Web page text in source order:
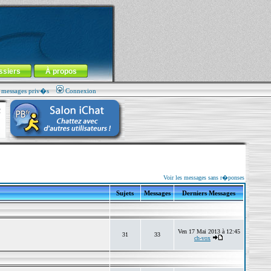
À propos
priv�s Connexion
Voir les messages sans r�ponses
Sujets Messages Derniers Messages
31 33
Ven 17 Mai 2013 à 12:45
ch-vox